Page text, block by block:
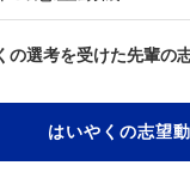
の選考を受けた先輩の
はいやくの志望